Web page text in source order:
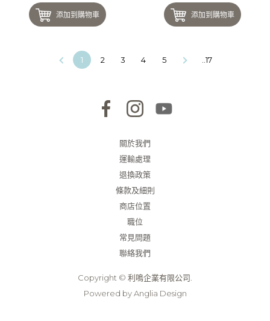
添加到購物車 添加到購物車
1 2 3 4 5 ..17
關於我們
運輸處理
退換政策
條款及細則
商店位置
職位
常見問題
聯絡我們
Copyright © 利鳴企業有限公司.
Powered byAnglia Design